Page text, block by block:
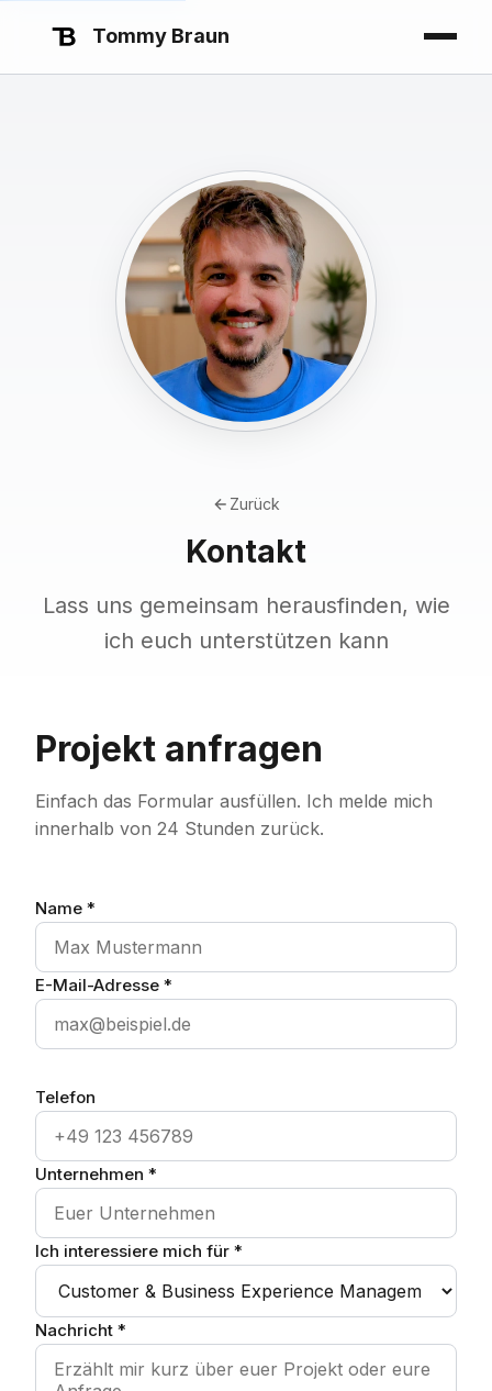
Tommy Braun
Zurück
Kontakt
Lass uns gemeinsam herausfinden, wie
ich euch unterstützen kann
Projekt anfragen
Einfach das Formular ausfüllen. Ich melde mich
innerhalb von 24 Stunden zurück.
Name *
E-Mail-Adresse *
Telefon
Unternehmen *
Ich interessiere mich für *
Nachricht *